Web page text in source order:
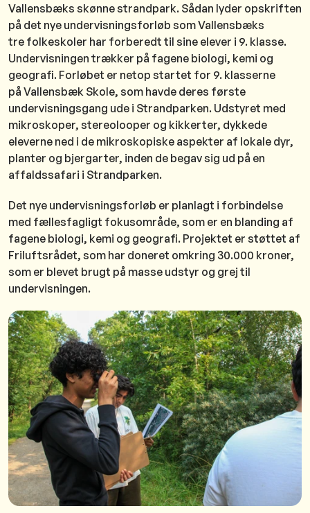
Vallensbæks skønne strandpark. Sådan lyder opskriften
på det nye undervisningsforløb som Vallensbæks
tre folkeskoler har forberedt til sine elever i 9. klasse.
Undervisningen trækker på fagene biologi, kemi og
geografi. Forløbet er netop startet for 9. klasserne
på Vallensbæk Skole, som havde deres første
undervisningsgang ude i Strandparken. Udstyret med
mikroskoper, stereolooper og kikkerter, dykkede
eleverne ned i de mikroskopiske aspekter af lokale dyr,
planter og bjergarter, inden de begav sig ud på en
affaldssafari i Strandparken.
Det nye undervisningsforløb er planlagt i forbindelse
med fællesfagligt fokusområde, som er en blanding af
fagene biologi, kemi og geografi. Projektet er støttet af
Friluftsrådet, som har doneret omkring 30.000 kroner,
som er blevet brugt på masse udstyr og grej til
undervisningen.